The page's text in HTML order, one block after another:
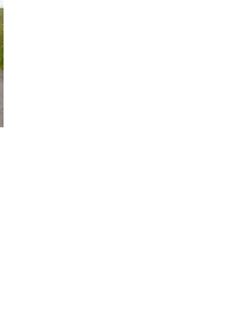
MÄNNER KAUFEN